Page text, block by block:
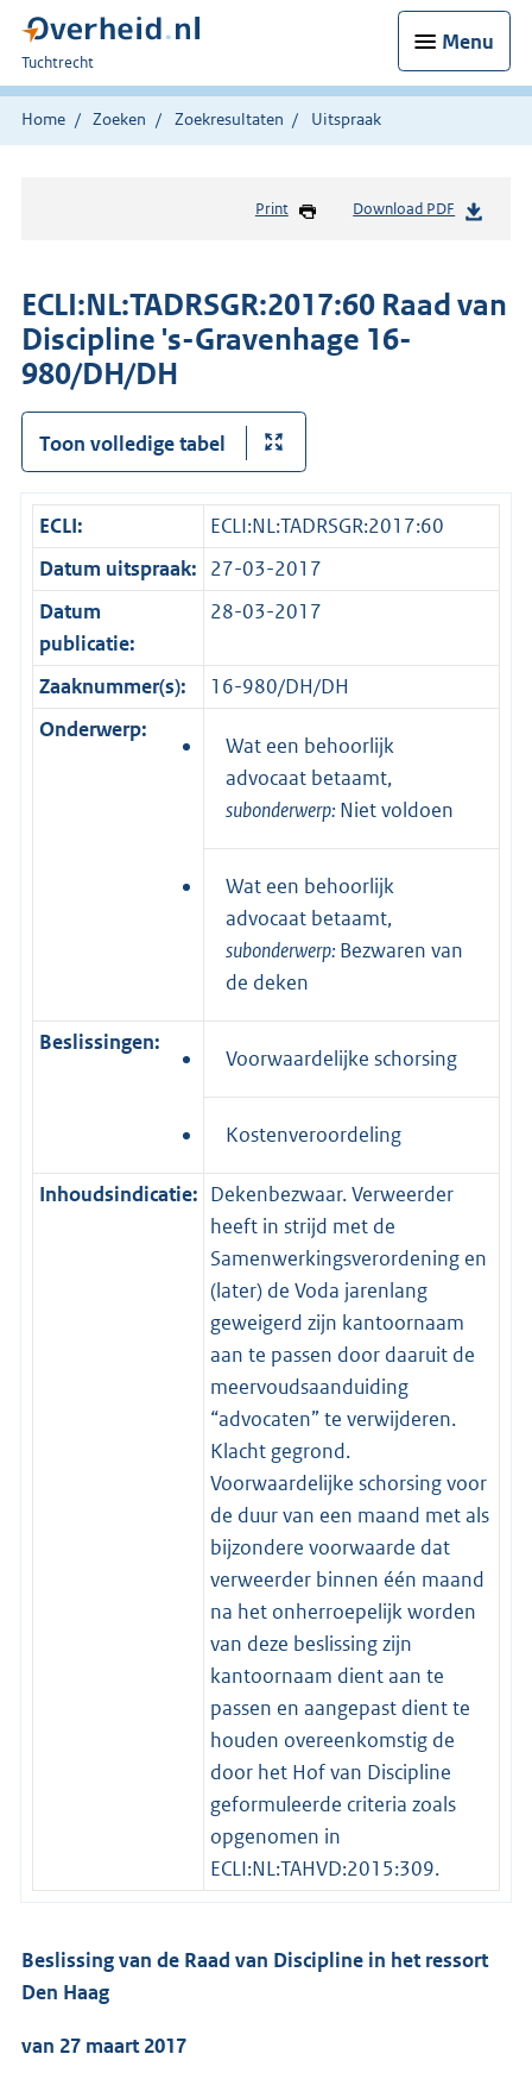
Menu
U
bent
hier:
Tuchtrecht
Home Zoeken Zoekresultaten Uitspraak
Print Download PDF
ECLI:NL:TADRSGR:2017:60 Raad van
Discipline 's-Gravenhage 16-
980/DH/DH
Toon volledige tabel
ECLI:
ECLI:NL:TADRSGR:2017:60
Datum uitspraak: 27-03-2017
Datum
publicatie:
28-03-2017
Zaaknummer(s):
16-980/DH/DH
Onderwerp:
Wat een behoorlijk
advocaat betaamt,
subonderwerp: Niet voldoen
Wat een behoorlijk
advocaat betaamt,
subonderwerp: Bezwaren van
de deken
Beslissingen:
Voorwaardelijke schorsing
Kostenveroordeling
Inhoudsindicatie: Dekenbezwaar. Verweerder
heeft in strijd met de
Samenwerkingsverordening en
(later) de Voda jarenlang
geweigerd zijn kantoornaam
aan te passen door daaruit de
meervoudsaanduiding
“advocaten” te verwijderen.
Klacht gegrond.
Voorwaardelijke schorsing voor
de duur van een maand met als
bijzondere voorwaarde dat
verweerder binnen één maand
na het onherroepelijk worden
van deze beslissing zijn
kantoornaam dient aan te
passen en aangepast dient te
houden overeenkomstig de
door het Hof van Discipline
geformuleerde criteria zoals
opgenomen in
ECLI:NL:TAHVD:2015:309.
Beslissing van de Raad van Discipline in het ressort
Den Haag
van 27 maart 2017